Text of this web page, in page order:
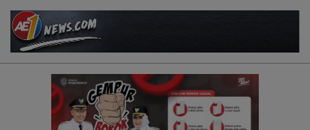
Skip
content
AE1NEWS